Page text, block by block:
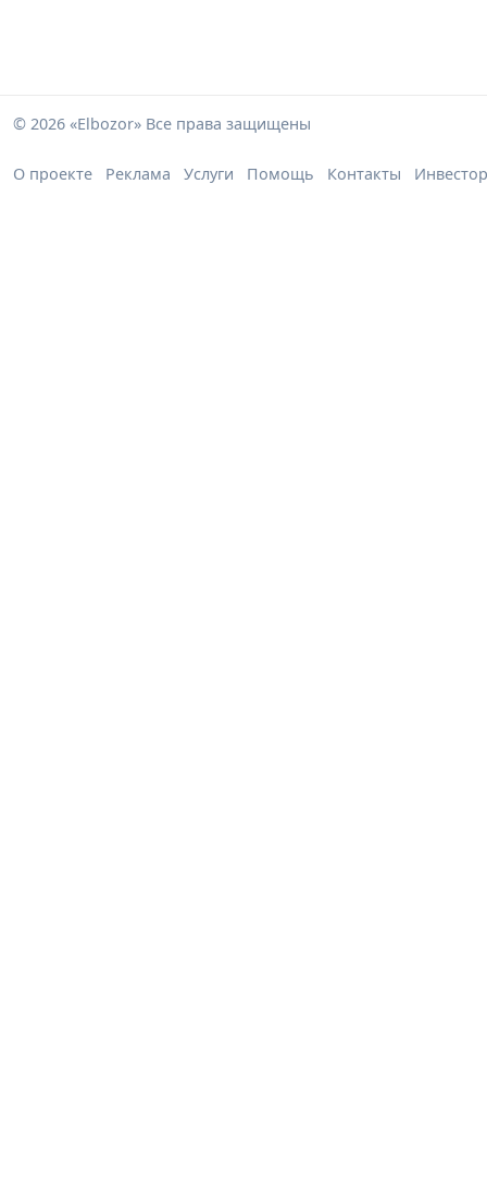
© 2026 «Elbozor» Все права защищены
О проекте Реклама Услуги Помощь Контакты